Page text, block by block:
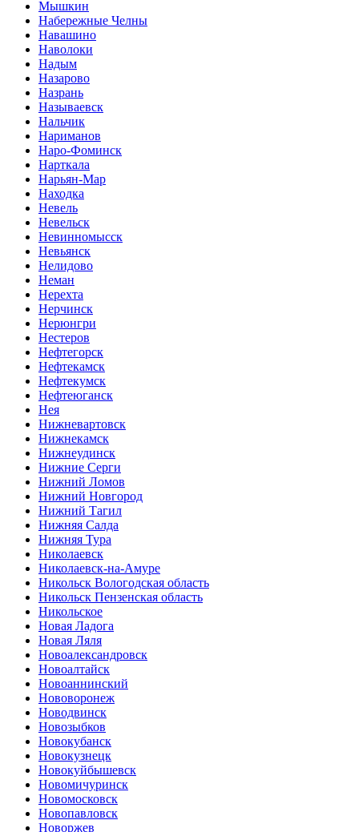
Мышкин
Набережные Челны
Навашино
Наволоки
Надым
Назарово
Назрань
Называевск
Нальчик
Нариманов
Наро-Фоминск
Нарткала
Нарьян-Мар
Находка
Невель
Невельск
Невинномысск
Невьянск
Нелидово
Неман
Нерехта
Нерчинск
Нерюнгри
Нестеров
Нефтегорск
Нефтекамск
Нефтекумск
Нефтеюганск
Нея
Нижневартовск
Нижнекамск
Нижнеудинск
Нижние Серги
Нижний Ломов
Нижний Новгород
Нижний Тагил
Нижняя Салда
Нижняя Тура
Николаевск
Николаевск-на-Амуре
Никольск Вологодская область
Никольск Пензенская область
Никольское
Новая Ладога
Новая Ляля
Новоалександровск
Новоалтайск
Новоаннинский
Нововоронеж
Новодвинск
Новозыбков
Новокубанск
Новокузнецк
Новокуйбышевск
Новомичуринск
Новомосковск
Новопавловск
Новоржев